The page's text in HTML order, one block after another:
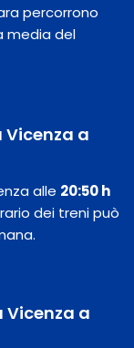
percorrono
media del
a
alle 20:50 h
dei treni può
a